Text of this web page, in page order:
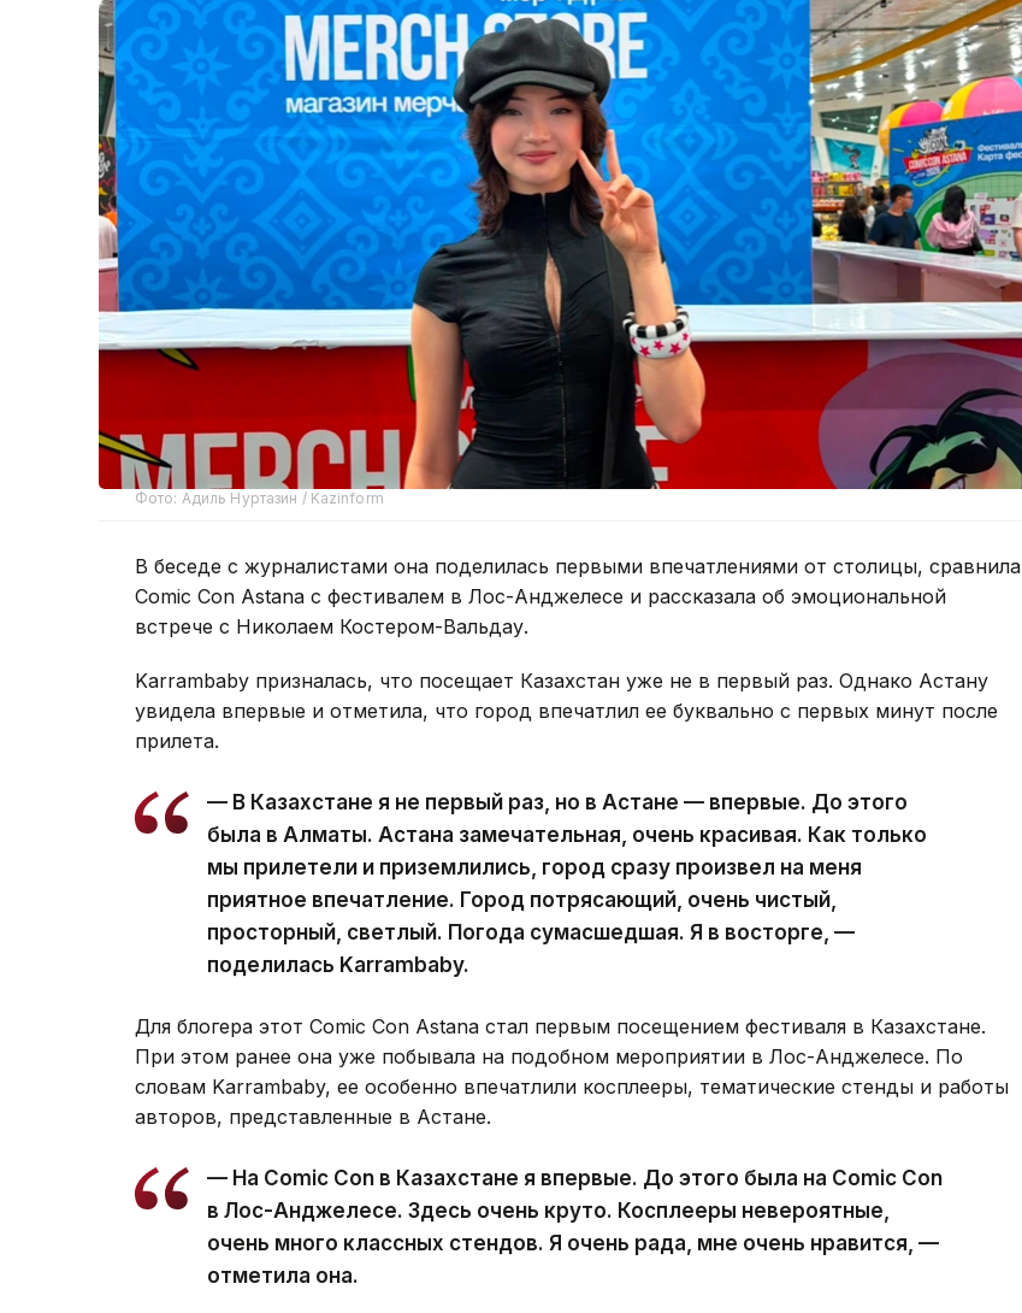
Фото: Адиль Нуртазин / Kazinform
В беседе с журналистами она поделилась первыми впечатлениями от столицы, сравнила
Comic Con Astana с фестивалем в Лос-Анджелесе и рассказала об эмоциональной
встрече с Николаем Костером-Вальдау.
Karrambaby призналась, что посещает Казахстан уже не в первый раз. Однако Астану
увидела впервые и отметила, что город впечатлил ее буквально с первых минут после
прилета.
— В Казахстане я не первый раз, но в Астане — впервые. До этого
была в Алматы. Астана замечательная, очень красивая. Как только
мы прилетели и приземлились, город сразу произвел на меня
приятное впечатление. Город потрясающий, очень чистый,
просторный, светлый. Погода сумасшедшая. Я в восторге, —
поделилась Karrambaby.
Для блогера этот Comic Con Astana стал первым посещением фестиваля в Казахстане.
При этом ранее она уже побывала на подобном мероприятии в Лос-Анджелесе. По
словам Karrambaby, ее особенно впечатлили косплееры, тематические стенды и работы
авторов, представленные в Астане.
— На Comic Con в Казахстане я впервые. До этого была на Comic Con
в Лос-Анджелесе. Здесь очень круто. Косплееры невероятные,
очень много классных стендов. Я очень рада, мне очень нравится, —
отметила она.